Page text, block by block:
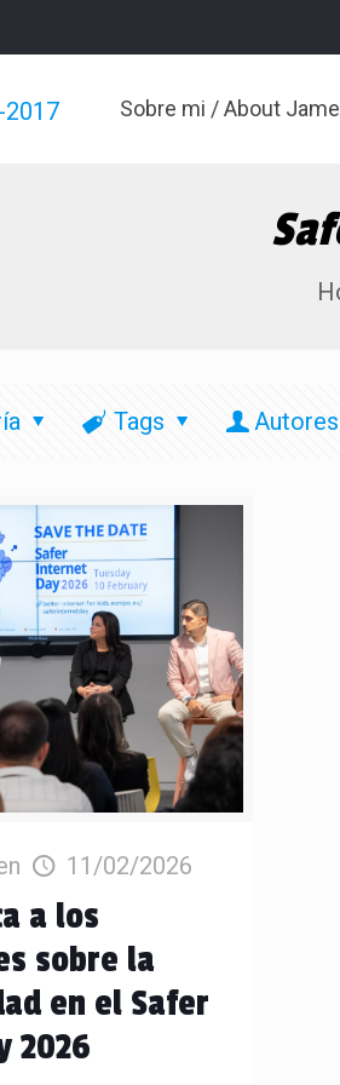
Sobre mi / About
Tags Autores
11/02/2026
a los
sobre la
en el Safer
2026